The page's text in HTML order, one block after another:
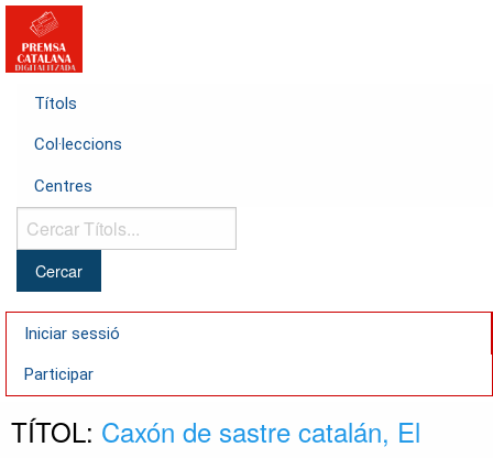
Títols
Col·leccions
Centres
Cercar
Títols...
Iniciar sessió
Participar
TÍTOL: Caxón de sastre catalán, El